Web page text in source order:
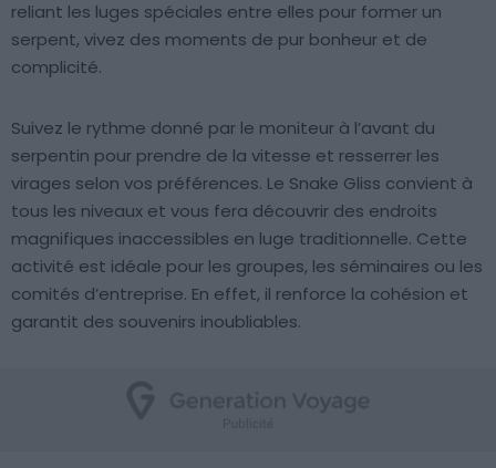
reliant les luges spéciales entre elles pour former un
serpent, vivez des moments de pur bonheur et de
complicité.
Suivez le rythme donné par le moniteur à l’avant du
serpentin pour prendre de la vitesse et resserrer les
virages selon vos préférences. Le Snake Gliss convient à
tous les niveaux et vous fera découvrir des endroits
magnifiques inaccessibles en luge traditionnelle. Cette
activité est idéale pour les groupes, les séminaires ou les
comités d’entreprise. En effet, il renforce la cohésion et
garantit des souvenirs inoubliables.